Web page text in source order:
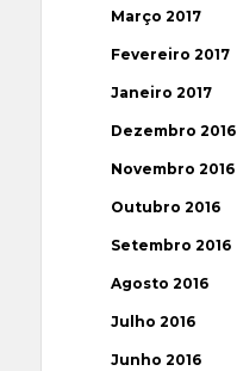
Março 2017
Fevereiro 2017
Janeiro 2017
Dezembro 2016
Novembro 2016
Outubro 2016
Setembro 2016
Agosto 2016
Julho 2016
Junho 2016